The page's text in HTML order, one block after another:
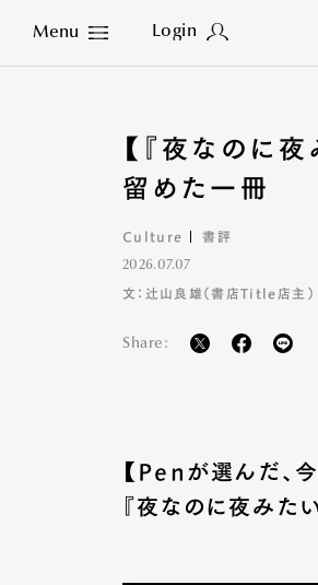
Menu Login
Close
【『夜なのに
留めた一冊
Culture 書評
2026.07.07
文：辻山良雄（書店Title店主）
Share:
【Penが選んだ、
『夜なのに夜みたい